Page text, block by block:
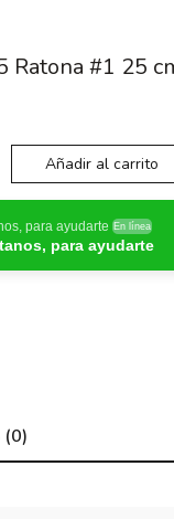
Ratona #1 25
Añadir al carrito
para ayudarte En línea
para ayudarte
(0)